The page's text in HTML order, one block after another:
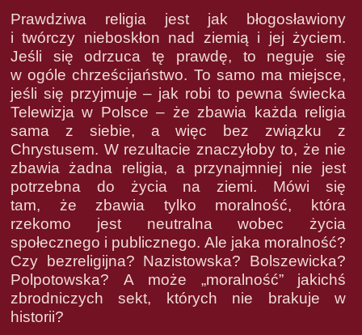
Prawdziwa religia jest jak błogosławiony
i twórczy nieboskłon nad ziemią i jej życiem.
Jeśli się odrzuca tę prawdę, to neguje się
w ogóle chrześcijaństwo. To samo ma miejsce,
jeśli się przyjmuje – jak robi to pewna świecka
Telewizja w Polsce – że zbawia każda religia
sama z siebie, a więc bez związku z
Chrystusem. W rezultacie znaczyłoby to, że nie
zbawia żadna religia, a przynajmniej nie jest
potrzebna do życia na ziemi. Mówi się
tam, że zbawia tylko moralność, która
rzekomo jest neutralna wobec życia
społecznego i publicznego. Ale jaka moralność?
Czy bezreligijna? Nazistowska? Bolszewicka?
Polpotowska? A może „moralność” jakichś
zbrodniczych sekt, których nie brakuje w
historii?